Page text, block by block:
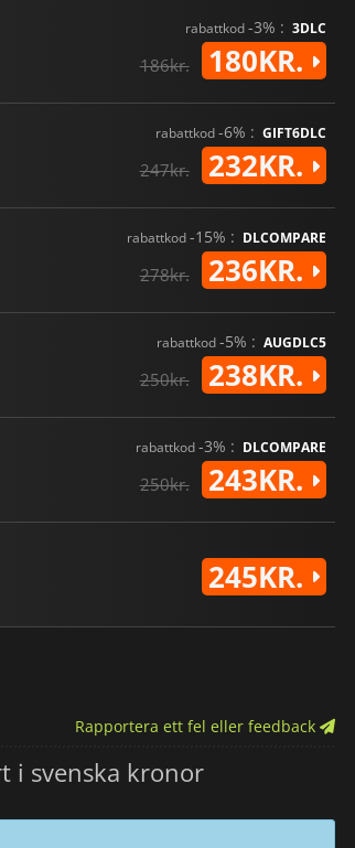
rabattkod-3% : 3DLC
186kr. 180KR.
rabattkod-6% : GIFT6DLC
247kr. 232KR.
rabattkod-15% : DLCOMPARE
278kr. 236KR.
rabattkod-5% : AUGDLC5
250kr. 238KR.
rabattkod-3% : DLCOMPARE
250kr. 243KR.
245KR.
Rapportera ett fel eller feedback
i svenska kronor